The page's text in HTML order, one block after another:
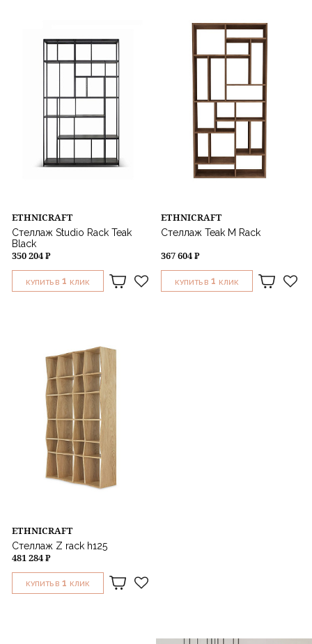
ETHNICRAFT
Стеллаж Studio Rack Teak
Black
350 204 ₽
КУПИТЬ В 1 КЛИК
ETHNICRAFT
Стеллаж Teak M Rack
367 604 ₽
КУПИТЬ В 1 КЛИК
ETHNICRAFT
Стеллаж Z rack h125
481 284 ₽
КУПИТЬ В 1 КЛИК